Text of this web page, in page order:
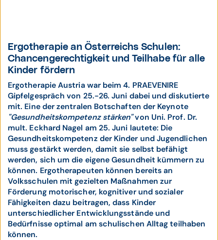
Ergotherapie an Österreichs Schulen:
Chancengerechtigkeit und Teilhabe für alle
Kinder fördern
Ergotherapie Austria war beim 4. PRAEVENIRE
Gipfelgespräch von 25.-26. Juni dabei und diskutierte
mit. Eine der zentralen Botschaften der Keynote
"Gesundheitskompetenz stärken"von Uni. Prof. Dr.
mult. Eckhard Nagel am 25. Juni lautete: Die
Gesundheitskompetenz der Kinder und Jugendlichen
muss gestärkt werden, damit sie selbst befähigt
werden, sich um die eigene Gesundheit kümmern zu
können. Ergotherapeuten können bereits an
Volksschulen mit gezielten Maßnahmen zur
Förderung motorischer, kognitiver und sozialer
Fähigkeiten dazu beitragen, dass Kinder
unterschiedlicher Entwicklungsstände und
Bedürfnisse optimal am schulischen Alltag teilhaben
können.